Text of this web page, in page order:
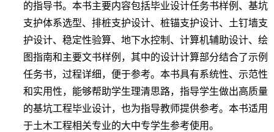
的指导书。本书主要内容包括毕业设计任务书样例、基坑
支护体系选型、排桩支护设计、桩锚支护设计、土钉墙支
护设计、稳定性验算、地下水控制、计算机辅助设计、绘
图指南和主要文书样例，其中的设计计算部分结合了示例
任务书，过程详细，便于参考。本书具有系统性、示范性
和实用性，能够帮助学生理清思路，指导学生做出高质量
的基坑工程毕业设计，也为指导教师提供参考。本书适用
于土木工程相关专业的大中专学生参考使用。